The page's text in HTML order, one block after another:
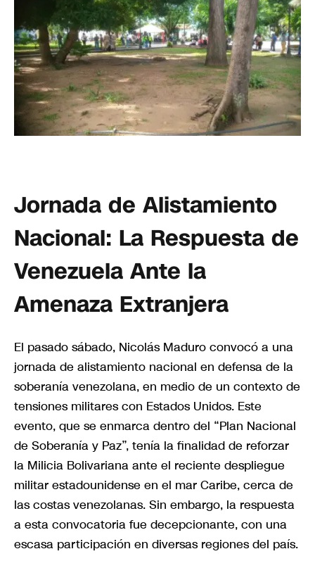
Jornada de Alistamiento
Nacional: La Respuesta de
Venezuela Ante la
Amenaza Extranjera
El pasado sábado, Nicolás Maduro convocó a una
jornada de alistamiento nacional en defensa de la
soberanía venezolana, en medio de un contexto de
tensiones militares con Estados Unidos. Este
evento, que se enmarca dentro del “Plan Nacional
de Soberanía y Paz”, tenía la finalidad de reforzar
la Milicia Bolivariana ante el reciente despliegue
militar estadounidense en el mar Caribe, cerca de
las costas venezolanas. Sin embargo, la respuesta
a esta convocatoria fue decepcionante, con una
escasa participación en diversas regiones del país.